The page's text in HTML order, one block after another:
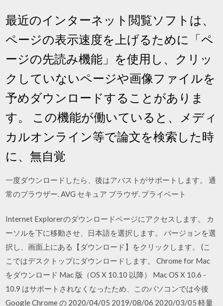
最近のインターネット閲覧ソフトは、
ページの表示速度を上げるために「ペ
ージの先読み機能」を使用し、クリッ
クしていないページや画像ファイルを
予めダウンロードすることがありま
す。 この機能が働いていると、メディ
カルオンライン等で論文を検索した時
に、無自覚
一度ダウンロードしたら、後はアバストがサポートします。 通
常のブラウザー. AVG セキュア ブラウザ. プライベート
Internet Explorerのダウンロードページにアクセスします。 カ
ーソルを下に移動させ、日本語を選択します。 バージョンを選
択し、画面上にある【ダウンロード】をクリックします。 (こ
こではデスクトップにダウンロードします。 Chrome for Mac
をダウンロード Mac 版（OS X 10.10 以降） Mac OS X 10.6 -
10.9 はサポートされなくなったため、このパソコンでは今後
Google Chrome の 2020/04/05 2019/08/06 2020/03/05 軽量